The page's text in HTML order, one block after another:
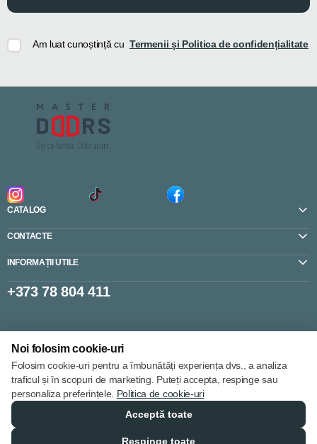
Am luat cunoștință cu Termenii și Politica de confidențialitate
CATALOG
CONTACTE
INFORMAȚII UTILE
+373 78 804 411
Setări cookie-uri
Politica de cookie-uri
Noi folosim cookie-uri
Folosim cookie-uri pentru a îmbunătăți experiența dvs., a analiza
traficul și în scopuri de marketing. Puteți accepta, respinge sau
personaliza preferințele. Politica de cookie-uri
Acceptă toate
Respinge toate